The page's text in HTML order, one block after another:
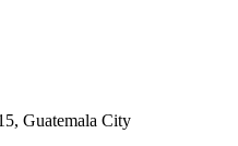
Guatemala City